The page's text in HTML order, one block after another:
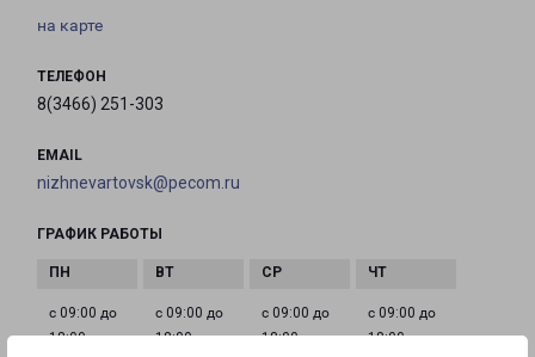
на карте
ТЕЛЕФОН
8(3466) 251-303
EMAIL
nizhnevartovsk@pecom.ru
ГРАФИК РАБОТЫ
с 09:00 до
18:00
с 09:00 до
18:00
с 09:00 до
18:00
с 09:00 до
18:00